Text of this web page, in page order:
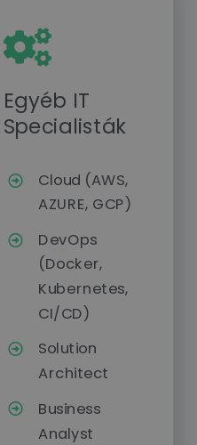
Egyéb IT
Specialisták
Cloud (AWS,
AZURE, GCP)
DevOps
(Docker,
Kubernetes,
CI/CD)
Solution
Architect
Business
Analyst